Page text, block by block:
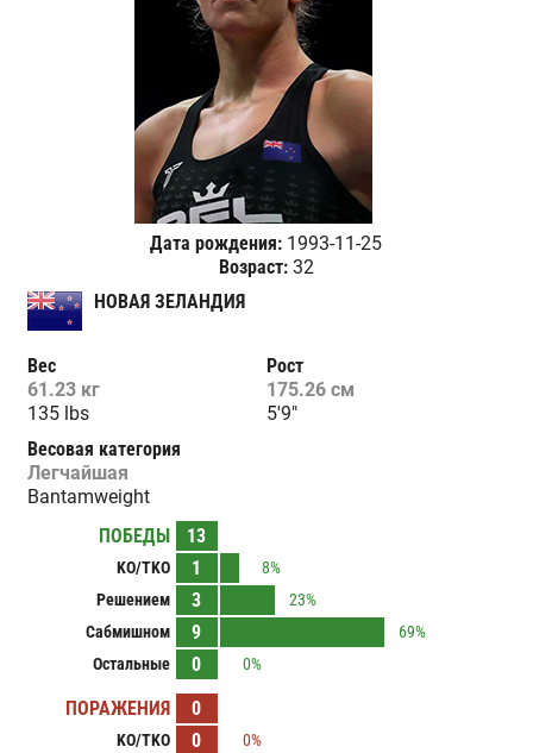
Дата рождения: 1993-11-25
Возраст:32
НОВАЯ ЗЕЛАНДИЯ
Вес
61.23 кг
135 lbs
Рост
175.26 см
5'9"
Весовая категория
Легчайшая
Bantamweight
ПОБЕДЫ
13
KO/TKO 1
8%
Решением
3
23%
Сабмишном
9
69%
Остальные
0 0%
ПОРАЖЕНИЯ 0
KO/TKO 0
0%